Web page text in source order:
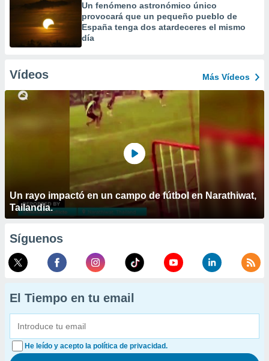
Un fenómeno astronómico único
provocará que un pequeño pueblo de
España tenga dos atardeceres el mismo
día
Vídeos Más Vídeos
Un rayo impactó en un campo de fútbol en Narathiwat,
Tailandia.
Síguenos
El Tiempo en tu email
He leído y acepto la política de privacidad.